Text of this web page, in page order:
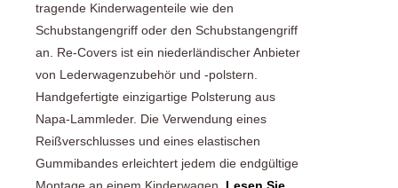
tragende Kinderwagenteile wie den
Schubstangengriff oder den Schubstangengriff
an. Re-Covers ist ein niederländischer Anbieter
von Lederwagenzubehör und -polstern.
Handgefertigte einzigartige Polsterung aus
Napa-Lammleder. Die Verwendung eines
Reißverschlusses und eines elastischen
Gummibandes erleichtert jedem die endgültige